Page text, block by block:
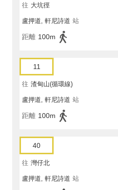
往 大坑徑
盧押道, 軒尼詩道 站
距離 100m
11
往 渣甸山(循環線)
盧押道, 軒尼詩道 站
距離 100m
40
往 灣仔北
盧押道, 軒尼詩道 站